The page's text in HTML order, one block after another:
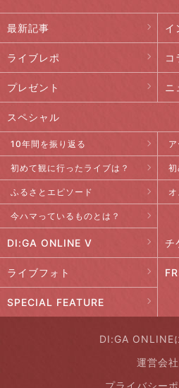
最新記事 イ
ライブレポ コ
プレゼント ニ
スペシャル
10年間を振り返る
初めて観に行ったライブは？
ふるさとエピソード
今ハマっているものとは？
DI:GA ONLINE V チ
ライブフォト
SPECIAL FEATURE
DI:GA ONLINE
運営会社
プライバシー